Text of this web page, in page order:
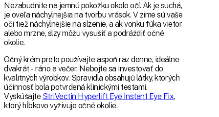
Nezabudnite na jemnú pokožku okolo očí. Ak je suchá,
je oveľa náchylnejšia na tvorbu vrások. V zime sú vaše
oči tiež náchylnejšie na slzenie, a ak vonku fúka vietor
alebo mrzne, slzy môžu vysušiť a podráždiť očné
okolie.
Očný krém preto používajte aspoň raz denne, ideálne
dvakrát - ráno a večer. Nebojte sa investovať do
kvalitných výrobkov. Spravidla obsahujú látky, ktorých
účinnosť bola potvrdená klinickými testami.
Vyskúšajte StriVectin Hyperlift Eye Instant Eye Fix,
ktorý hĺbkovo vyživuje očné okolie.